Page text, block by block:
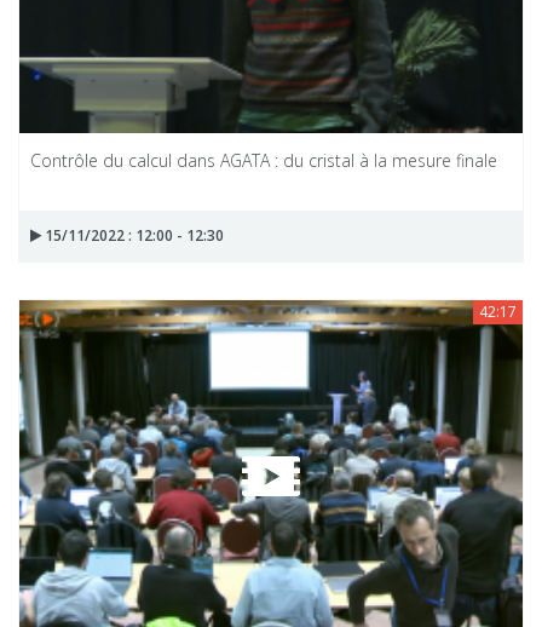
Contrôle du calcul dans AGATA : du cristal à la mesure finale
15/11/2022 : 12:00 - 12:30
42:17